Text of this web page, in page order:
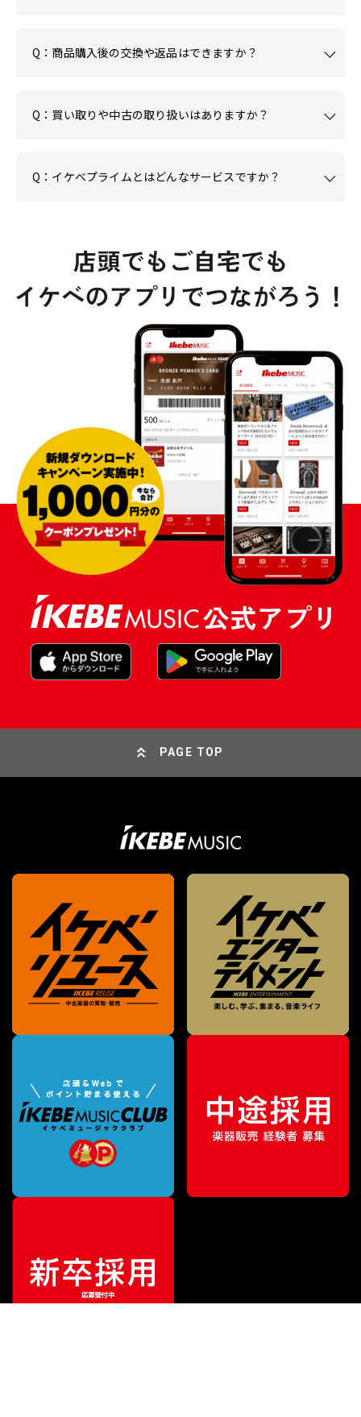
販売価格¥11,880（税込）
Q：商品購入後の交換や返品はできますか？
Q：買い取りや中古の取り扱いはありますか？
Q：イケベプライムとはどんなサービスですか？
PAGE TOP